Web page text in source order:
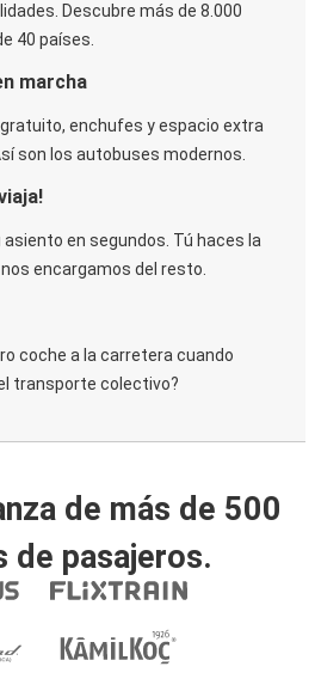
Descubre más de 8.000
40 países.
marcha
gratuito, enchufes y espacio extra
son los autobuses modernos.
asiento en segundos. Tú haces la
encargamos del resto.
coche a la carretera cuando
transporte colectivo?
de más de 500
de pasajeros.